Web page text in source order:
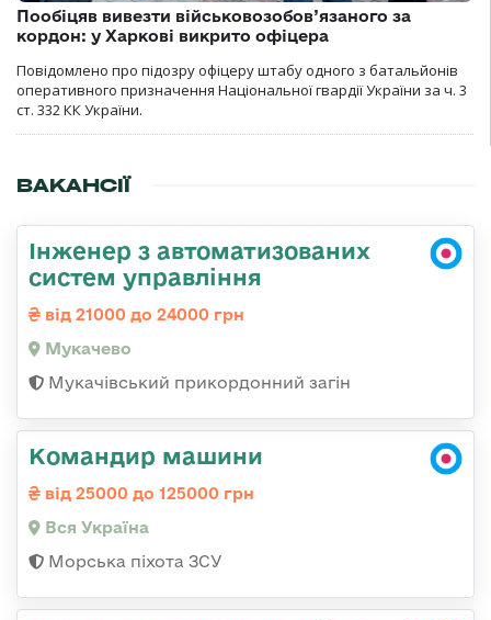
Пообіцяв вивезти військовозобов’язаного за
кордон: у Харкові викрито офіцера
Повідомлено про підозру офіцеру штабу одного з батальйонів
оперативного призначення Національної гвардії України за ч. 3
ст. 332 КК України.
ВАКАНСІЇ
Інженер з автоматизованих
систем управління
від 21000 до 24000 грн
Мукачево
Мукачівський прикордонний загін
Командир машини
від 25000 до 125000 грн
Вся Україна
Морська піхота ЗСУ